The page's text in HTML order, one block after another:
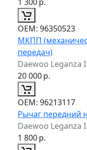
ОЕМ: 96350523
МКПП
передач)
Daewoo Leganza
20 000р.
ОЕМ: 96213117
Рычаг передний
Daewoo Leganza
1 800р.